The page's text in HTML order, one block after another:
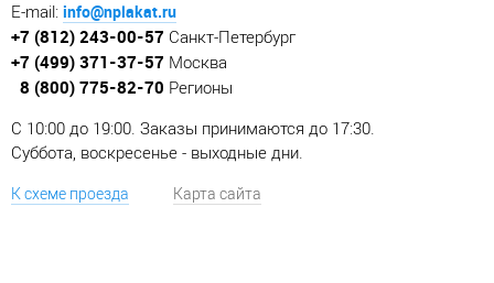
E-mail: info@nplakat.ru
+7 (812) 243-00-57 Санкт-Петербург
+7 (499) 371-37-57 Москва
8 (800) 775-82-70 Регионы
C 10:00 до 19:00. Заказы принимаются до 17:30.
Суббота, воскресенье - выходные дни.
К схеме проезда Карта сайта